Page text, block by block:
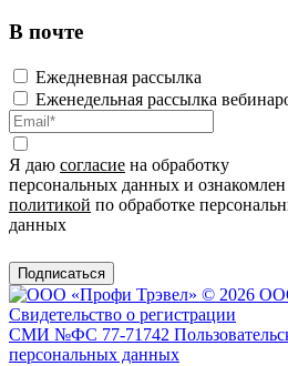
В почте
Ежедневная рассылка
Еженедельная рассылка
Я даю согласие на обработку
персональных данных и ознакомлен
политикой по обработке
данных
Подписаться
© 2026
Свидетельство о регистрации
СМИ №ФС 77-71742
персональных данных